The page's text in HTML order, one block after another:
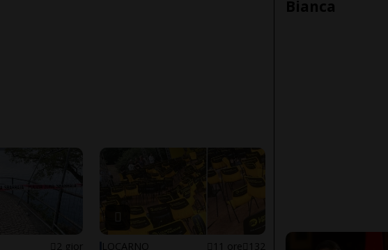
2 gior LOCARNO 11 ore 132
Bianca